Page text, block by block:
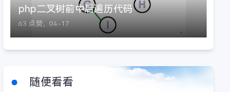
php二叉树前中后遍历代码
63 点赞， 04-17
随便看看